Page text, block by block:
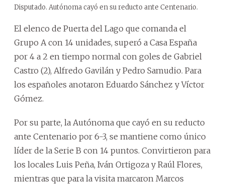
Disputado. Autónoma cayó en su reducto ante Centenario.
El elenco de Puerta del Lago que comanda el
Grupo A con 14 unidades, superó a Casa España
por 4 a 2 en tiempo normal con goles de Gabriel
Castro (2), Alfredo Gavilán y Pedro Samudio. Para
los españoles anotaron Eduardo Sánchez y Víctor
Gómez.
Por su parte, la Autónoma que cayó en su reducto
ante Centenario por 6-3, se mantiene como único
líder de la Serie B con 14 puntos. Convirtieron para
los locales Luis Peña, Iván Ortigoza y Raúl Flores,
mientras que para la visita marcaron Marcos